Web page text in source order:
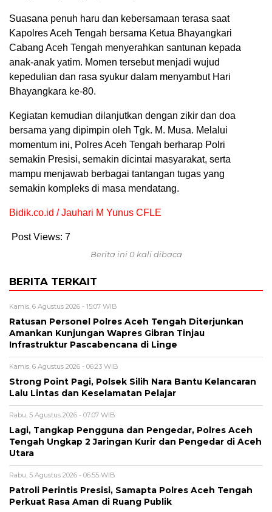
Suasana penuh haru dan kebersamaan terasa saat
Kapolres Aceh Tengah bersama Ketua Bhayangkari
Cabang Aceh Tengah menyerahkan santunan kepada
anak-anak yatim. Momen tersebut menjadi wujud
kepedulian dan rasa syukur dalam menyambut Hari
Bhayangkara ke-80.
Kegiatan kemudian dilanjutkan dengan zikir dan doa
bersama yang dipimpin oleh Tgk. M. Musa. Melalui
momentum ini, Polres Aceh Tengah berharap Polri
semakin Presisi, semakin dicintai masyarakat, serta
mampu menjawab berbagai tantangan tugas yang
semakin kompleks di masa mendatang.
Bidik.co.id / Jauhari M Yunus CFLE
Post Views: 7
Berita ini 0 kali dibaca
BERITA TERKAIT
Kamis, 6 Agustus 2026 - 15:07 WIB
Ratusan Personel Polres Aceh Tengah Diterjunkan
Amankan Kunjungan Wapres Gibran Tinjau
Infrastruktur Pascabencana di Linge
Kamis, 6 Agustus 2026 - 06:23 WIB
Strong Point Pagi, Polsek Silih Nara Bantu Kelancaran
Lalu Lintas dan Keselamatan Pelajar
Rabu, 5 Agustus 2026 - 07:07 WIB
Lagi, Tangkap Pengguna dan Pengedar, Polres Aceh
Tengah Ungkap 2 Jaringan Kurir dan Pengedar di Aceh
Utara
Rabu, 5 Agustus 2026 - 06:55 WIB
Patroli Perintis Presisi, Samapta Polres Aceh Tengah
Perkuat Rasa Aman di Ruang Publik